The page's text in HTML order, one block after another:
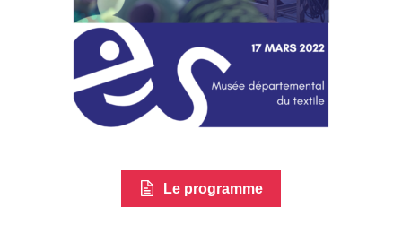
Le programme